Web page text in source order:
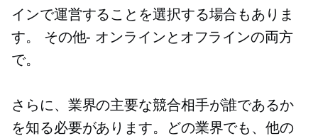
インで運営することを選択する場合もありま
す。 その他- オンラインとオフラインの両方
で。
さらに、業界の主要な競合相手が誰であるか
を知る必要があります。どの業界でも、他の